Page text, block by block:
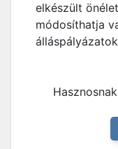
elkészült
módosíthatja